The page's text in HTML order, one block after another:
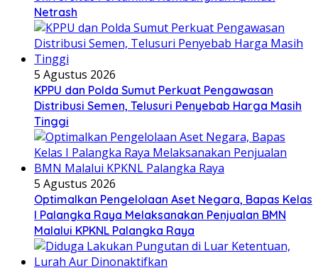
Netrash
5 Agustus 2026
KPPU dan Polda Sumut Perkuat Pengawasan
Distribusi Semen, Telusuri Penyebab Harga Masih
Tinggi
5 Agustus 2026
Optimalkan Pengelolaan Aset Negara, Bapas Kelas
I Palangka Raya Melaksanakan Penjualan BMN
Malalui KPKNL Palangka Raya